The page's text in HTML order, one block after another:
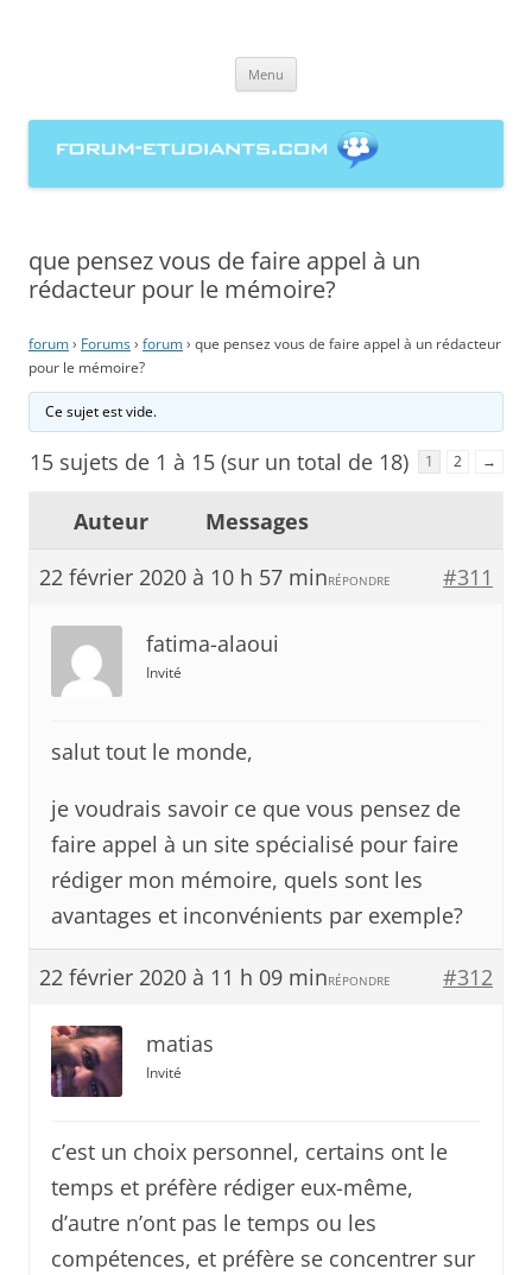
étudiante à la rédaction de
mémoires
Menu
que pensez vous de faire appel à un
rédacteur pour le mémoire?
forum› Forums› forum› que pensez vous de faire appel à un rédacteur
pour le mémoire?
Ce sujet est vide.
15 sujets de 1 à 15 (sur un total de 18) 1 2 →
Auteur
Messages
22 février 2020 à 10 h 57 min
#311
RÉPONDRE
fatima-alaoui
Invité
salut tout le monde,
je voudrais savoir ce que vous pensez de
faire appel à un site spécialisé pour faire
rédiger mon mémoire, quels sont les
avantages et inconvénients par exemple?
22 février 2020 à 11 h 09 min #312
RÉPONDRE
matias
Invité
c’est un choix personnel, certains ont le
temps et préfère rédiger eux-même,
d’autre n’ont pas le temps ou les
compétences, et préfère se concentrer sur